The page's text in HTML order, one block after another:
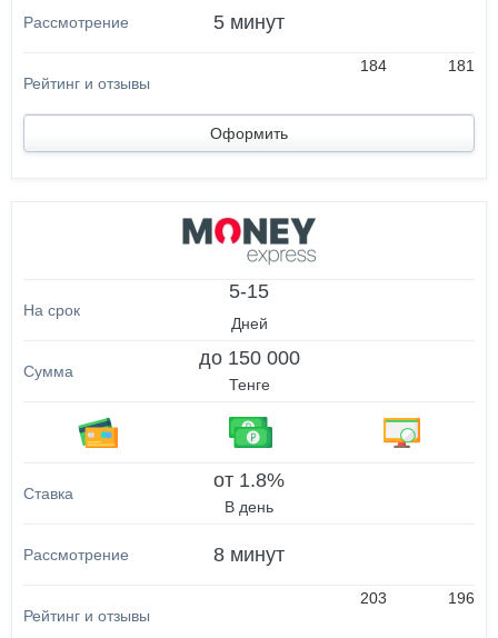
5 минут
184 181
Оформить
5-15
Дней
до 150 000
Тенге
от 1.8%
В день
8 минут
203 196